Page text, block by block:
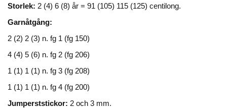
Storlek: 2 (4) 6 (8) år = 91 (105) 115 (125) centilong.
Garnåtgång:
2 (2) 2 (3) n. fg 1 (fg 150)
4 (4) 5 (6) n. fg 2 (fg 206)
1 (1) 1 (1) n. fg 3 (fg 208)
1 (1) 1 (1) n. fg 4 (fg 200)
Jumperststickor: 2 och 3 mm.